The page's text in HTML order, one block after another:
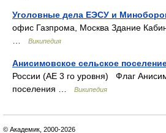
Уголовные дела ЕЭСУ и
офис Газпрома, Москва Здание
Википедия
Анисимовское сельское
России (АЕ 3 го уровня) Флаг
поселения …
Википедия
© Академик, 2000-2026